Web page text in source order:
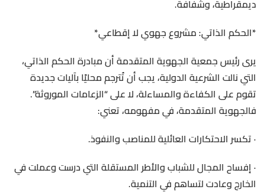
ديمقراطية، وشفافة.
*الحكم الذاتي: مشروع جهوي لا إقطاعي*
يرى رئيس جمعية الجهوية المتقدمة أن مبادرة الحكم الذاتي،
التي نالت الشرعية الدولية، يجب أن تُترجم محليًا بآليات جديدة
تقوم على الكفاءة والمساءلة، لا على “الزعامات الموروثة”.
فالجهوية المتقدمة، في مفهومه، تعني:
· تكسر الاحتكارات العائلية للمناصب والنفوذ.
· إفساح المجال للشباب والأطر المستقلة التي درست وعملت في
الخارج وعادت لتساهم في التنمية.